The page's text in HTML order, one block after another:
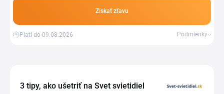
Získať zľavu
Platí do 09.08.2026 Podmienky
3 tipy, ako ušetriť na Svet svietidiel